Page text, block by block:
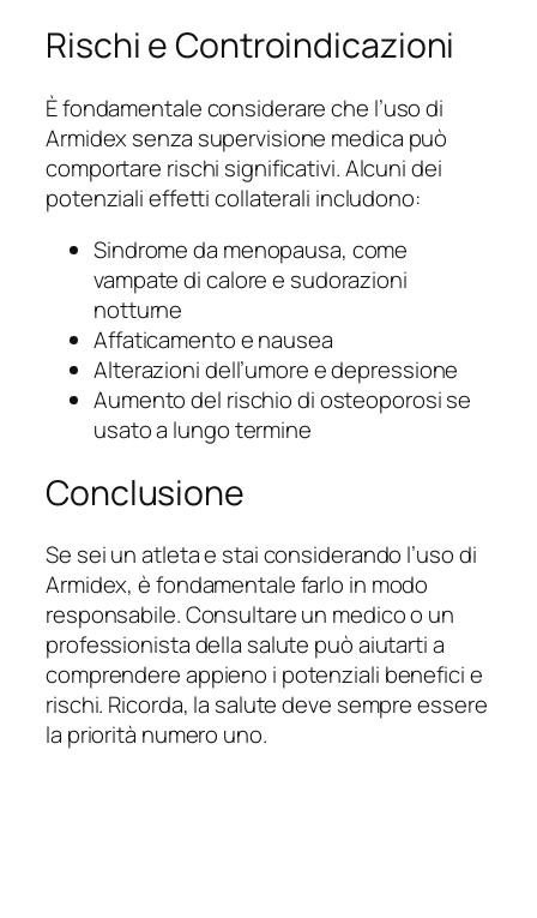
Rischi e Controindicazioni
È fondamentale considerare che l’uso di
Armidex senza supervisione medica può
comportare rischi significativi. Alcuni dei
potenziali effetti collaterali includono:
Sindrome da menopausa, come
vampate di calore e sudorazioni
notturne
Affaticamento e nausea
Alterazioni dell’umore e depressione
Aumento del rischio di osteoporosi se
usato a lungo termine
Conclusione
Se sei un atleta e stai considerando l’uso di
Armidex, è fondamentale farlo in modo
responsabile. Consultare un medico o un
professionista della salute può aiutarti a
comprendere appieno i potenziali benefici e
rischi. Ricorda, la salute deve sempre essere
la priorità numero uno.